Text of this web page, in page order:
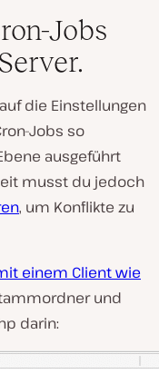
Jobs
die Einstellungen
Jobs so
ausgeführt
musst du jedoch
, um Konflikte zu
einem Client wie
und
darin: